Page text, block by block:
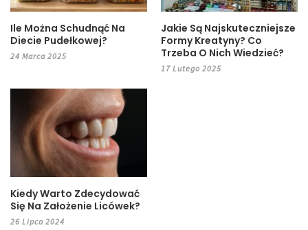
Ile Można Schudnąć Na
Diecie Pudełkowej?
24 Marca 2025
Jakie Są Najskuteczniejsze
Formy Kreatyny? Co
Trzeba O Nich Wiedzieć?
17 Lutego 2025
Kiedy Warto Zdecydować
Się Na Założenie Licówek?
26 Lipca 2024